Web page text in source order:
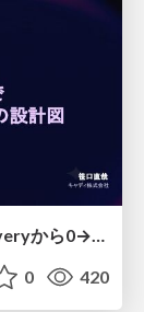
マルチプロダクト時代のPMM－Discoveryから0→1、Expansionまで フェーズで変わる期待役割とアサインの設計図
0 420